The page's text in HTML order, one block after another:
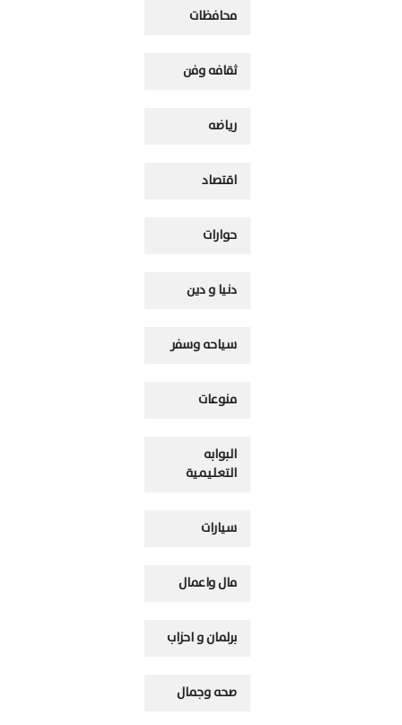
محافظات
ثقافه وفن
رياضه
اقتصاد
حوارات
دنيا و دين
سياحه وسفر
منوعات
البوابه
التعليمية
سيارات
مال واعمال
برلمان و احزاب
صحه وجمال